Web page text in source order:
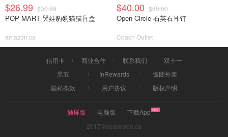
$26.99 $30.99
POP MART 哭娃豹豹猫猫盲盒
amazon.ca
$40.00 $80.00
Open Circle 石英石耳钉
Coach Outlet
信用卡 商业合作 联系我们
双十一
黑五
InRewards
饭团外卖
隐私条款
用户协议 版权声明
触屏版 电脑版
下载App
2017©dealmoon.ca